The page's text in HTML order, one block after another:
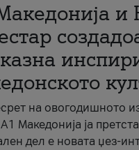
и
на овогодишното
Македонија ја
дел е новата џез-